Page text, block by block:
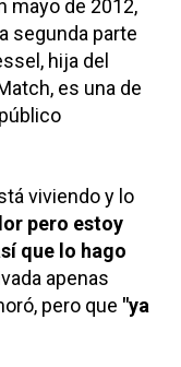
mayo de 2012,
segunda parte
hija del
es una de
viviendo y lo
pero estoy
que lo hago
apenas
pero que "ya